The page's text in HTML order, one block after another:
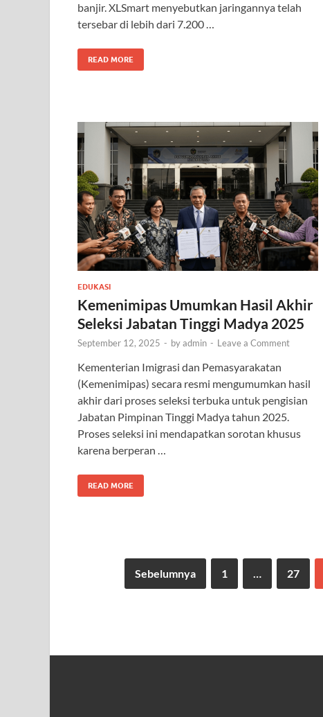
banjir. XLSmart menyebutkan jaringannya telah
tersebar di lebih dari 7.200 …
READ MORE
EDUKASI
Kemenimipas Umumkan Hasil Akhir
Seleksi Jabatan Tinggi Madya 2025
September 12, 2025 - byadmin - Leave a Comment
Kementerian Imigrasi dan Pemasyarakatan
(Kemenimipas) secara resmi mengumumkan hasil
akhir dari proses seleksi terbuka untuk pengisian
Jabatan Pimpinan Tinggi Madya tahun 2025.
Proses seleksi ini mendapatkan sorotan khusus
karena berperan …
READ MORE
Sebelumnya 1 … 27